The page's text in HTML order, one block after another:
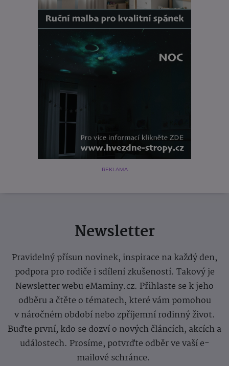
REKLAMA
Newsletter
Pravidelný přísun novinek, inspirace na každý den,
podpora pro rodiče i sdílení zkušeností. Takový je
Newsletter webu eMaminy.cz. Přihlaste se k jeho
odběru a čtěte o tématech, které vám pomohou
v náročném období nebo zpříjemní rodinný život.
Buďte první, kdo se dozví o nových článcích, akcích a
událostech. Prosíme, potvrďte odběr ve vaší e-
mailové schránce.